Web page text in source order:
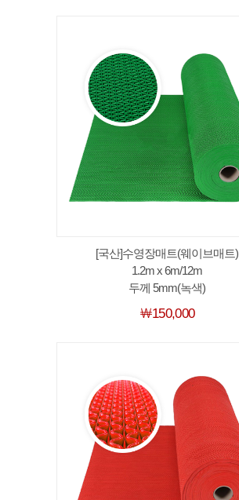
[국산]수영장매트(웨이브매트)
1.2m x 6m/12m
두께 5mm(녹색)
￦150,000